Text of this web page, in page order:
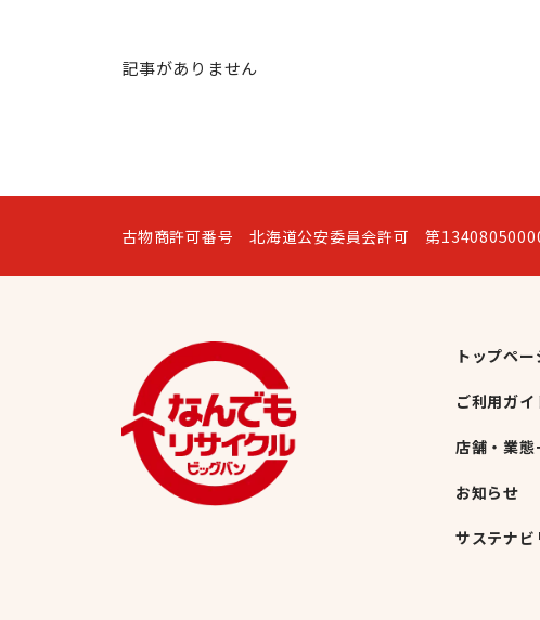
記事がありません
古物商許可番号 北海道公安委員会許可 第
トップペー
ご利用ガイ
店舗・業態
お知らせ
サステナビ